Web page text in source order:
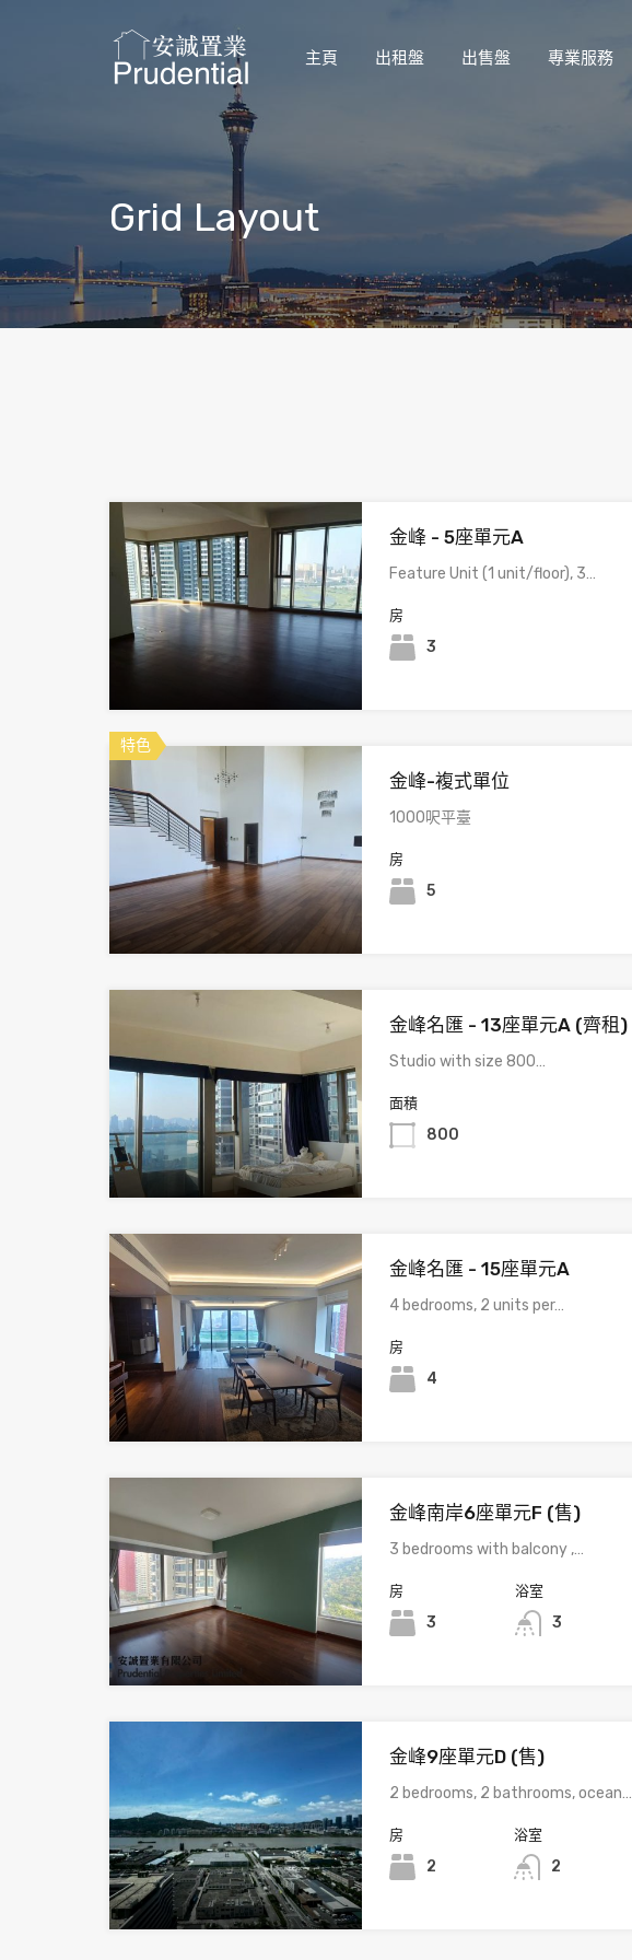
主頁 出租盤 出售盤 專業服務
Grid Layout
金峰 - 5座單元A
Feature Unit (1 unit/floor), 3…
房
3
特色
金峰-複式單位
1000呎平臺
房
5
金峰名匯 - 13座單元A (齊租)
Studio with size 800…
面積
800
金峰名匯 - 15座單元A
4 bedrooms, 2 units per…
房
4
金峰南岸6座單元F (售)
3 bedrooms with balcony ,…
房
3
浴室
3
金峰9座單元D (售)
2 bedrooms, 2 bathrooms, ocean…
房
2
浴室
2